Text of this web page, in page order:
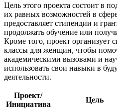
Цель этого проекта состоит в
их равных возможностей в
предоставляет стипендии и
продолжать обучение или
Кроме того, проект организует
классы для женщин, чтобы
академическими вызовами и
использовать свои навыки в
деятельности.
Проект/
Инициатива
Цель